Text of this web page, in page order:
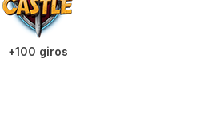
+100 giros